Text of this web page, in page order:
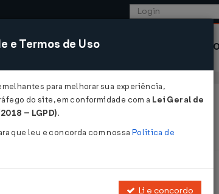
SISTEMAS COMÉRCIO EXTERIOR
e Termos de Uso
para melhorar sua experiência,
do site, em conformidade com a Lei Geral de
– LGPD).
que leu e concorda com nossa Política de
Li e concordo